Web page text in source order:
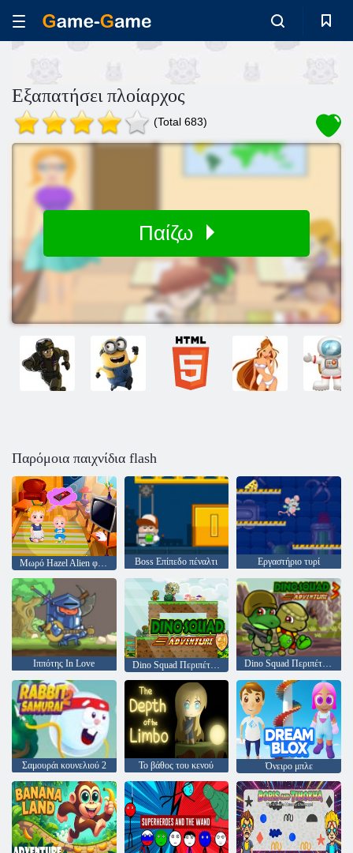
Εξαπατήσει πλοίαρχος
(Total 683)
Παίζω
Παρόμοια παιχνίδια flash
Μωρό Hazel Alien φίλο Boss Επίπεδο πέναλτι Εργαστήριο τυρί
Ιππότης In Love Dino Squad Περιπέτεια Dino Squad Περιπέτεια 3
Σαμουράι κουνελιού 2 Το βάθος του κενού Όνειρο μπλε